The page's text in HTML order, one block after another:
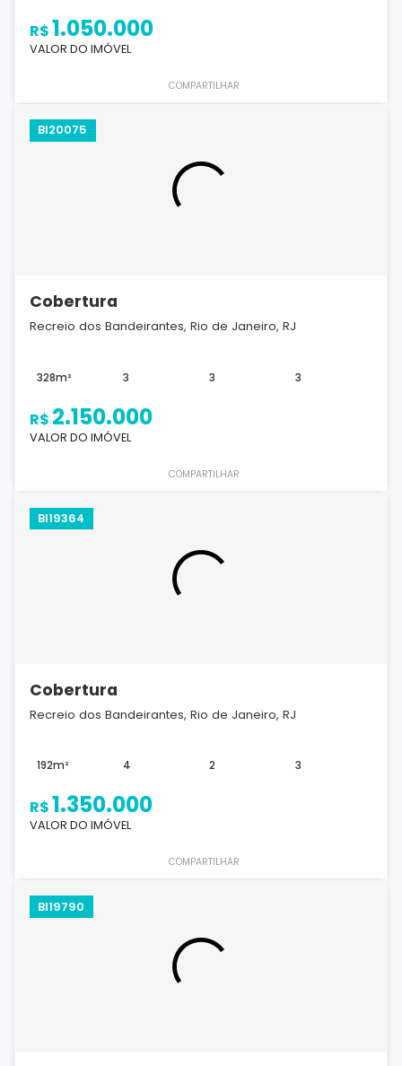
R$1.050.000
VALOR DO IMÓVEL
COMPARTILHAR
BI20075
Cobertura
Recreio dos Bandeirantes, Rio de Janeiro, RJ
328m² 3 3 3
R$ 2.150.000
VALOR DO IMÓVEL
COMPARTILHAR
BI19364
Cobertura
Recreio dos Bandeirantes, Rio de Janeiro, RJ
192m² 4 2 3
R$1.350.000
VALOR DO IMÓVEL
COMPARTILHAR
BI19790